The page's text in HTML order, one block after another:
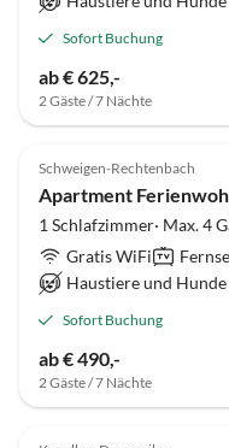
Sofort Buchung
ab € 625,-
2 Gäste / 7 Nächte
Schweigen-Rechtenbach
Apartment
1 Schlafzimmer· Max. 4
Gratis WiFi
Haustiere und
Sofort Buchung
ab € 490,-
2 Gäste / 7 Nächte